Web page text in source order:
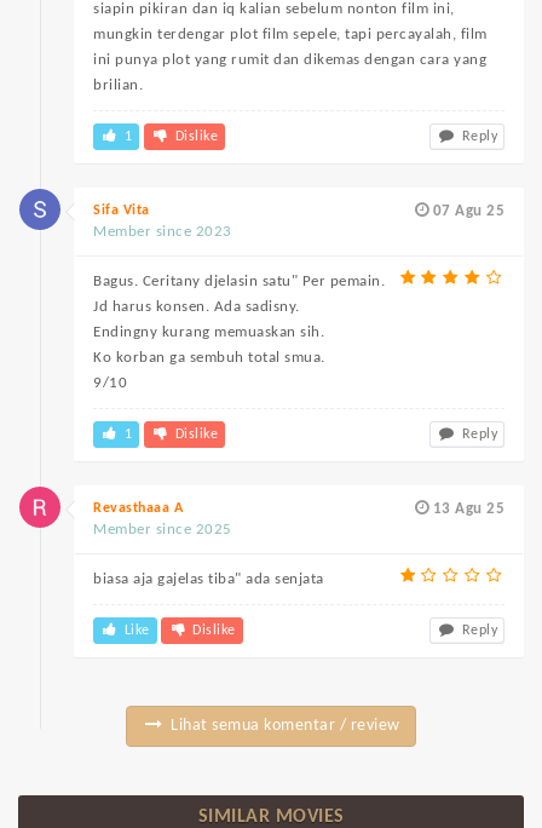
siapin pikiran dan iq kalian sebelum nonton film ini,
mungkin terdengar plot film sepele, tapi percayalah, film
ini punya plot yang rumit dan dikemas dengan cara yang
brilian.
1 Dislike Reply
07 Agu 25
Sifa Vita
Member since 2023
Bagus. Ceritany djelasin satu" Per pemain.
Jd harus konsen. Ada sadisny.
Endingny kurang memuaskan sih.
Ko korban ga sembuh total smua.
9/10
1 Dislike Reply
13 Agu 25
Revasthaaa A
Member since 2025
biasa aja gajelas tiba" ada senjata
Like Dislike Reply
Lihat semua komentar / review
SIMILAR MOVIES